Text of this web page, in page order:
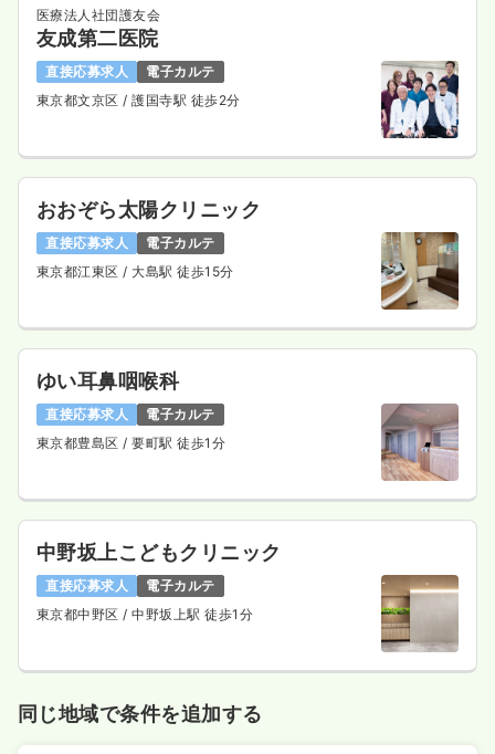
医療法人社団護友会
友成第二医院
直接応募求人
電子カルテ
東京都文京区/ 護国寺駅 徒歩2分
おおぞら太陽クリニック
直接応募求人
電子カルテ
東京都江東区/ 大島駅 徒歩15分
ゆい耳鼻咽喉科
直接応募求人
電子カルテ
東京都豊島区/ 要町駅 徒歩1分
中野坂上こどもクリニック
直接応募求人
電子カルテ
東京都中野区/ 中野坂上駅 徒歩1分
同じ地域で条件を追加する